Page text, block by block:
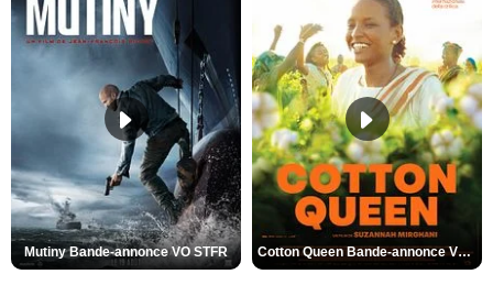
Mutiny Bande-annonce VO STFR Cotton Queen Bande-annonce VO STFR